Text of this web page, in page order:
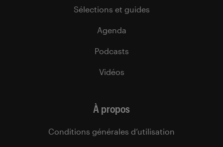
Sélections et guides
Agenda
Podcasts
Vidéos
À propos
Conditions générales d’utilisation